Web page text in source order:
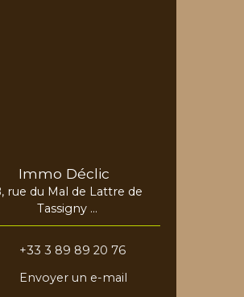
Immo Déclic
rue du Mal de Lattre de
Tassigny
68730 Blotzheim
+33 3 89 89 20 76
Envoyer un e-mail